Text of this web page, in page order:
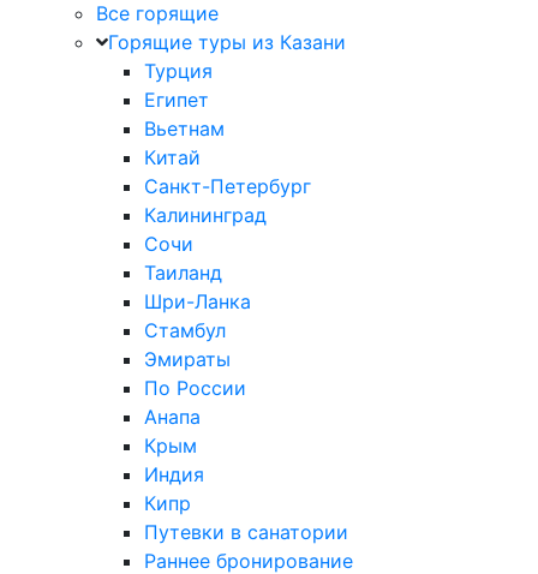
Все горящие
Горящие туры из Казани
Турция
Египет
Вьетнам
Китай
Санкт-Петербург
Калининград
Сочи
Таиланд
Шри-Ланка
Стамбул
Эмираты
По России
Анапа
Крым
Индия
Кипр
Путевки в санатории
Раннее бронирование